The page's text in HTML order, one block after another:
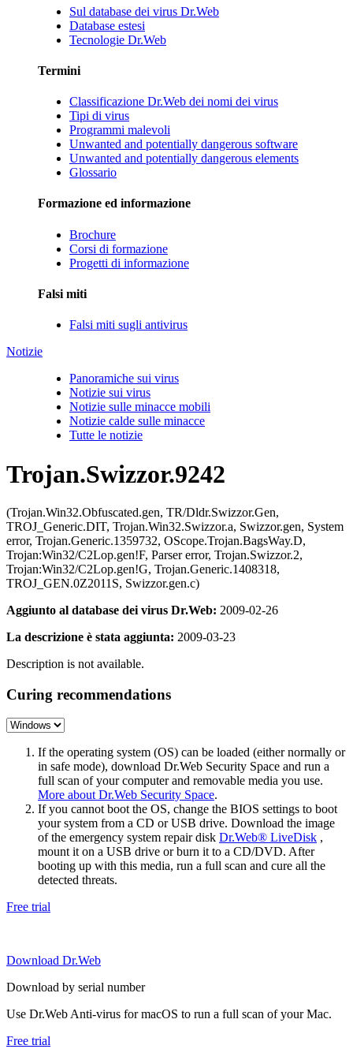
Sul database dei virus Dr.Web
Database estesi
Tecnologie Dr.Web
Termini
Classificazione Dr.Web dei nomi dei virus
Tipi di virus
Programmi malevoli
Unwanted and potentially dangerous software
Unwanted and potentially dangerous elements
Glossario
Formazione ed informazione
Brochure
Corsi di formazione
Progetti di informazione
Falsi miti
Falsi miti sugli antivirus
Notizie
Panoramiche sui virus
Notizie sui virus
Notizie sulle minacce mobili
Notizie calde sulle minacce
Tutte le notizie
Trojan.Swizzor.9242
(Trojan.Win32.Obfuscated.gen, TR/Dldr.Swizzor.Gen,
TROJ_Generic.DIT, Trojan.Win32.Swizzor.a, Swizzor.gen, System
error, Trojan.Generic.1359732, OScope.Trojan.BagsWay.D,
Trojan:Win32/C2Lop.gen!F, Parser error, Trojan.Swizzor.2,
Trojan:Win32/C2Lop.gen!G, Trojan.Generic.1408318,
TROJ_GEN.0Z2011S, Swizzor.gen.c)
Aggiunto al database dei virus Dr.Web: 2009-02-26
La descrizione è stata aggiunta: 2009-03-23
Description is not available.
Curing recommendations
If the operating system (OS) can be loaded (either normally or
in safe mode), download Dr.Web Security Space and run a
full scan of your computer and removable media you use.
More about Dr.Web Security Space.
If you cannot boot the OS, change the BIOS settings to boot
your system from a CD or USB drive. Download the image
of the emergency system repair disk Dr.Web® LiveDisk ,
mount it on a USB drive or burn it to a CD/DVD. After
booting up with this media, run a full scan and cure all the
detected threats.
Free trial
Download Dr.Web
Download by serial number
Use Dr.Web Anti-virus for macOS to run a full scan of your Mac.
Free trial